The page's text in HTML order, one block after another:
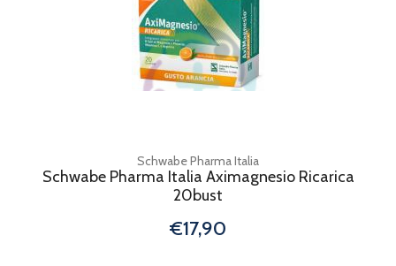
Schwabe Pharma Italia
Schwabe Pharma Italia Aximagnesio Ricarica
20bust
€17,90